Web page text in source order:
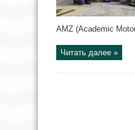
AMZ (Academic
Читать далее »